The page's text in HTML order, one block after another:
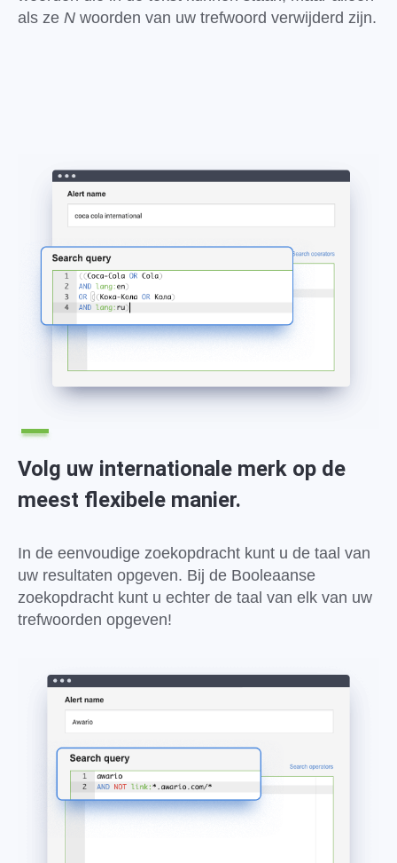
als ze N woorden van uw trefwoord verwijderd zijn.
Volg uw internationale merk op de
meest flexibele manier.
In de eenvoudige zoekopdracht kunt u de taal van
uw resultaten opgeven. Bij de Booleaanse
zoekopdracht kunt u echter de taal van elk van uw
trefwoorden opgeven!